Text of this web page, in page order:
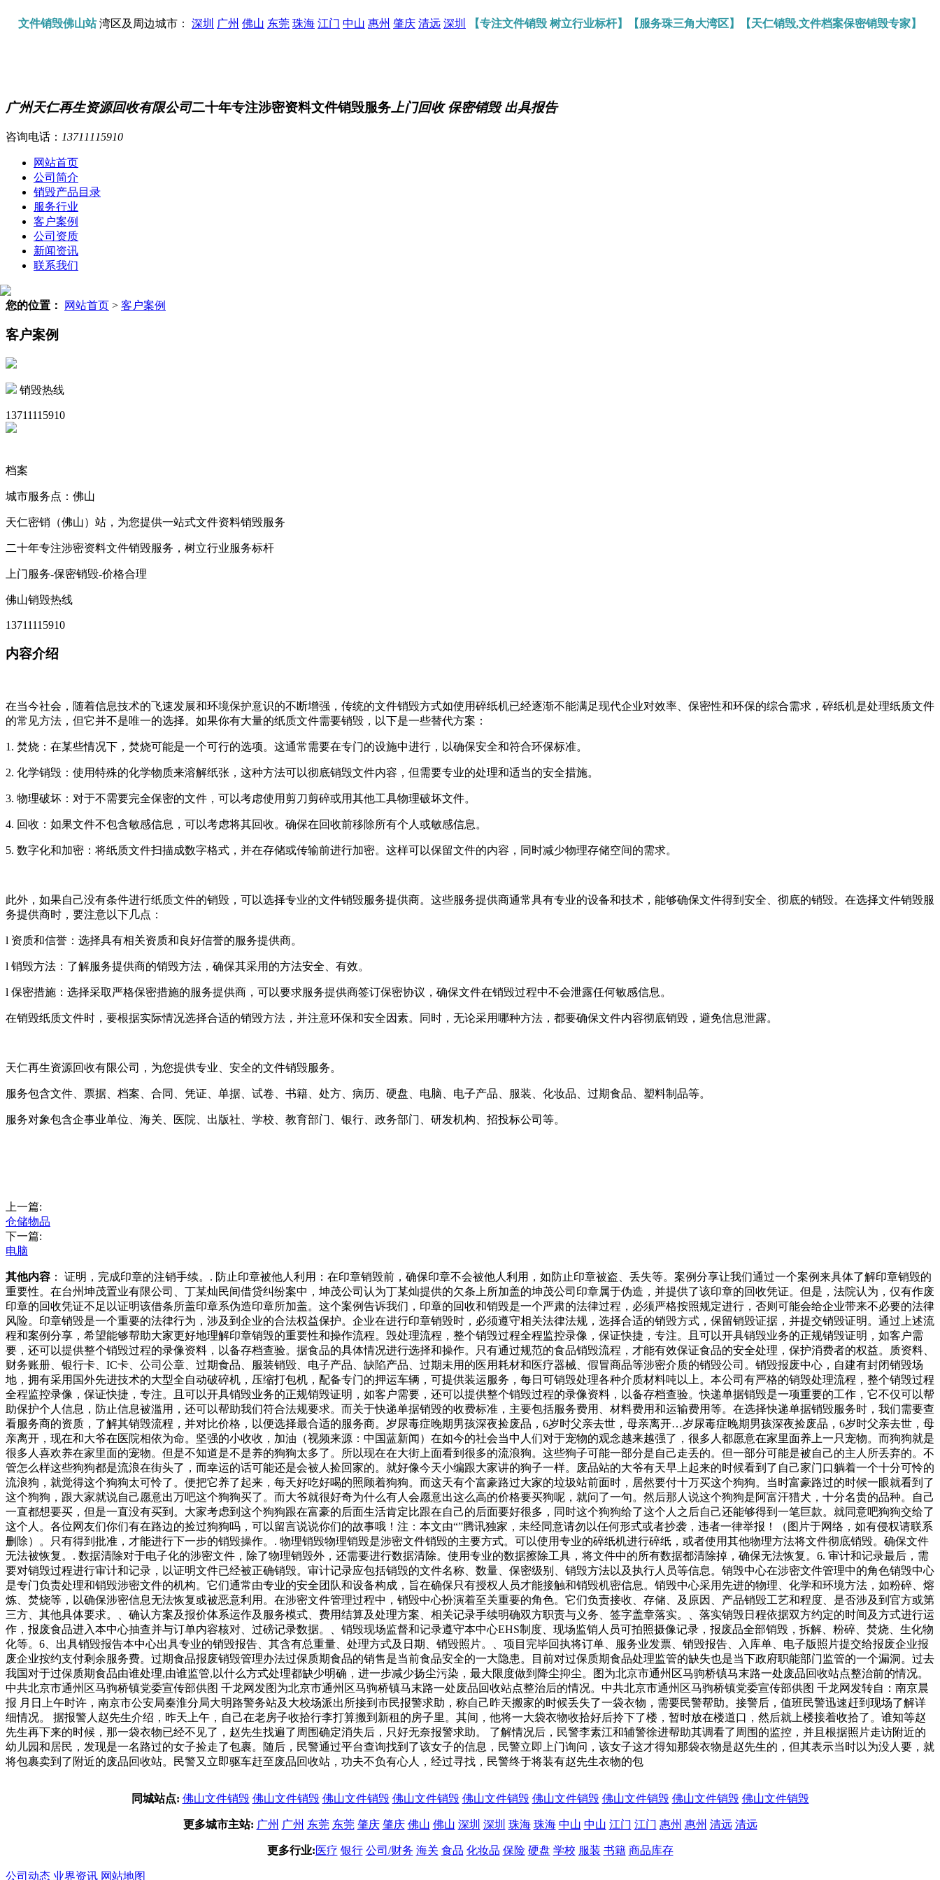
文件销毁佛山站湾区及周边城市： 深圳 广州 佛山 东莞 珠海 江门 中山 惠州 肇庆 清远 深圳 【专注文件销毁 树立行业标杆】【服务珠三角大湾区】【天仁销毁,文件档案保密销毁专家】
广州天仁再生资源回收有限公司二十年专注涉密资料文件销毁服务 上门回收 保密销毁 出具报告
咨询电话： 13711115910
网站首页
公司简介
销毁产品目录
服务行业
客户案例
公司资质
新闻资讯
联系我们
您的位置： 网站首页 > 客户案例
客户案例
销毁热线
13711115910
档案
城市服务点：佛山
天仁密销（佛山）站，为您提供一站式文件资料销毁服务
二十年专注涉密资料文件销毁服务，树立行业服务标杆
上门服务-保密销毁-价格合理
佛山销毁热线
13711115910
内容介绍
在当今社会，随着信息技术的飞速发展和环境保护意识的不断增强，传统的文件销毁方式如使用碎纸机已经逐渐不能满足现代企业对效率、保密性和环保的综合需求，碎纸机是处理纸质文件
的常见方法，但它并不是唯一的选择。如果你有大量的纸质文件需要销毁，以下是一些替代方案：
1. 焚烧：在某些情况下，焚烧可能是一个可行的选项。这通常需要在专门的设施中进行，以确保安全和符合环保标准。
2. 化学销毁：使用特殊的化学物质来溶解纸张，这种方法可以彻底销毁文件内容，但需要专业的处理和适当的安全措施。
3. 物理破坏：对于不需要完全保密的文件，可以考虑使用剪刀剪碎或用其他工具物理破坏文件。
4. 回收：如果文件不包含敏感信息，可以考虑将其回收。确保在回收前移除所有个人或敏感信息。
5. 数字化和加密：将纸质文件扫描成数字格式，并在存储或传输前进行加密。这样可以保留文件的内容，同时减少物理存储空间的需求。
此外，如果自己没有条件进行纸质文件的销毁，可以选择专业的文件销毁服务提供商。这些服务提供商通常具有专业的设备和技术，能够确保文件得到安全、彻底的销毁。在选择文件销毁服
务提供商时，要注意以下几点：
l 资质和信誉：选择具有相关资质和良好信誉的服务提供商。
l 销毁方法：了解服务提供商的销毁方法，确保其采用的方法安全、有效。
l 保密措施：选择采取严格保密措施的服务提供商，可以要求服务提供商签订保密协议，确保文件在销毁过程中不会泄露任何敏感信息。
在销毁纸质文件时，要根据实际情况选择合适的销毁方法，并注意环保和安全因素。同时，无论采用哪种方法，都要确保文件内容彻底销毁，避免信息泄露。
天仁再生资源回收有限公司，为您提供专业、安全的文件销毁服务。
服务包含文件、票据、档案、合同、凭证、单据、试卷、书籍、处方、病历、硬盘、电脑、电子产品、服装、化妆品、过期食品、塑料制品等。
服务对象包含企事业单位、海关、医院、出版社、学校、教育部门、银行、政务部门、研发机构、招投标公司等。
上一篇:
仓储物品
下一篇:
电脑
其他内容 ： 证明，完成印章的注销手续。. 防止印章被他人利用：在印章销毁前，确保印章不会被他人利用，如防止印章被盗、丢失等。案例分享让我们通过一个案例来具体了解印章销毁的
重要性。在台州坤茂置业有限公司、丁某灿民间借贷纠纷案中，坤茂公司认为丁某灿提供的欠条上所加盖的坤茂公司印章属于伪造，并提供了该印章的回收凭证。但是，法院认为，仅有作废
印章的回收凭证不足以证明该借条所盖印章系伪造印章所加盖。这个案例告诉我们，印章的回收和销毁是一个严肃的法律过程，必须严格按照规定进行，否则可能会给企业带来不必要的法律
风险。印章销毁是一个重要的法律行为，涉及到企业的合法权益保护。企业在进行印章销毁时，必须遵守相关法律法规，选择合适的销毁方式，保留销毁证据，并提交销毁证明。通过上述流
程和案例分享，希望能够帮助大家更好地理解印章销毁的重要性和操作流程。毁处理流程，整个销毁过程全程监控录像，保证快捷，专注。且可以开具销毁业务的正规销毁证明，如客户需
要，还可以提供整个销毁过程的录像资料，以备存档查验。据食品的具体情况进行选择和操作。只有通过规范的食品销毁流程，才能有效保证食品的安全处理，保护消费者的权益。质资料、
财务账册、银行卡、IC卡、公司公章、过期食品、服装销毁、电子产品、缺陷产品、过期未用的医用耗材和医疗器械、假冒商品等涉密介质的销毁公司。销毁报废中心，自建有封闭销毁场
地，拥有采用国外先进技术的大型全自动破碎机，压缩打包机，配备专门的押运车辆，可提供装运服务，每日可销毁处理各种介质材料吨以上。本公司有严格的销毁处理流程，整个销毁过程
全程监控录像，保证快捷，专注。且可以开具销毁业务的正规销毁证明，如客户需要，还可以提供整个销毁过程的录像资料，以备存档查验。快递单据销毁是一项重要的工作，它不仅可以帮
助保护个人信息，防止信息被滥用，还可以帮助我们符合法规要求。而关于快递单据销毁的收费标准，主要包括服务费用、材料费用和运输费用等。在选择快递单据销毁服务时，我们需要查
看服务商的资质，了解其销毁流程，并对比价格，以便选择最合适的服务商。岁尿毒症晚期男孩深夜捡废品，6岁时父亲去世，母亲离开…岁尿毒症晚期男孩深夜捡废品，6岁时父亲去世，母
亲离开，现在和大爷在医院相依为命。坚强的小收收，加油（视频来源：中国蓝新闻）在如今的社会当中人们对于宠物的观念越来越强了，很多人都愿意在家里面养上一只宠物。而狗狗就是
很多人喜欢养在家里面的宠物。但是不知道是不是养的狗狗太多了。所以现在在大街上面看到很多的流浪狗。这些狗子可能一部分是自己走丢的。但一部分可能是被自己的主人所丢弃的。不
管怎么样这些狗狗都是流浪在街头了，而幸运的话可能还是会被人捡回家的。就好像今天小编跟大家讲的狗子一样。废品站的大爷有天早上起来的时候看到了自己家门口躺着一个十分可怜的
流浪狗，就觉得这个狗狗太可怜了。便把它养了起来，每天好吃好喝的照顾着狗狗。而这天有个富豪路过大家的垃圾站前面时，居然要付十万买这个狗狗。当时富豪路过的时候一眼就看到了
这个狗狗，跟大家就说自己愿意出万吧这个狗狗买了。而大爷就很好奇为什么有人会愿意出这么高的价格要买狗呢，就问了一句。然后那人说这个狗狗是阿富汗猎犬，十分名贵的品种。自己
一直都想要买，但是一直没有买到。大家考虑到这个狗狗跟在富豪的后面生活肯定比跟在自己的后面要好很多，同时这个狗狗给了这个人之后自己还能够得到一笔巨款。就同意吧狗狗交给了
这个人。各位网友们你们有在路边的捡过狗狗吗，可以留言说说你们的故事哦！注：本文由“”腾讯独家，未经同意请勿以任何形式或者抄袭，违者一律举报！（图片于网络，如有侵权请联系
删除）。只有得到批准，才能进行下一步的销毁操作。. 物理销毁物理销毁是涉密文件销毁的主要方式。可以使用专业的碎纸机进行碎纸，或者使用其他物理方法将文件彻底销毁。确保文件
无法被恢复。. 数据清除对于电子化的涉密文件，除了物理销毁外，还需要进行数据清除。使用专业的数据擦除工具，将文件中的所有数据都清除掉，确保无法恢复。6. 审计和记录最后，需
要对销毁过程进行审计和记录，以证明文件已经被正确销毁。审计记录应包括销毁的文件名称、数量、保密级别、销毁方法以及执行人员等信息。销毁中心在涉密文件管理中的角色销毁中心
是专门负责处理和销毁涉密文件的机构。它们通常由专业的安全团队和设备构成，旨在确保只有授权人员才能接触和销毁机密信息。销毁中心采用先进的物理、化学和环境方法，如粉碎、熔
炼、焚烧等，以确保涉密信息无法恢复或被恶意利用。在涉密文件管理过程中，销毁中心扮演着至关重要的角色。它们负责接收、存储、及原因、产品销毁工艺和程度、是否涉及到官方或第
三方、其他具体要求。、确认方案及报价体系运作及服务模式、费用结算及处理方案、相关记录手续明确双方职责与义务、签字盖章落实。、落实销毁日程依据双方约定的时间及方式进行运
作，报废食品进入本中心抽查并与订单内容核对、过磅记录数据。、销毁现场监督和记录遵守本中心EHS制度、现场监销人员可拍照摄像记录，报废品全部销毁，拆解、粉碎、焚烧、生化物
化等。6、出具销毁报告本中心出具专业的销毁报告、其含有总重量、处理方式及日期、销毁照片。、项目完毕回执将订单、服务业发票、销毁报告、入库单、电子版照片提交给报废企业报
废企业按约支付剩余服务费。过期食品报废销毁管理办法过保质期食品的销售是当前食品安全的一大隐患。目前对过保质期食品处理监管的缺失也是当下政府职能部门监管的一个漏洞。过去
我国对于过保质期食品由谁处理,由谁监管,以什么方式处理都缺少明确，进一步减少扬尘污染，最大限度做到降尘抑尘。图为北京市通州区马驹桥镇马末路一处废品回收站点整治前的情况。
中共北京市通州区马驹桥镇党委宣传部供图 千龙网发图为北京市通州区马驹桥镇马末路一处废品回收站点整治后的情况。中共北京市通州区马驹桥镇党委宣传部供图 千龙网发转自：南京晨
报 月日上午时许，南京市公安局秦淮分局大明路警务站及大校场派出所接到市民报警求助，称自己昨天搬家的时候丢失了一袋衣物，需要民警帮助。接警后，值班民警迅速赶到现场了解详
细情况。 据报警人赵先生介绍，昨天上午，自己在老房子收拾行李打算搬到新租的房子里。其间，他将一大袋衣物收拾好后拎下了楼，暂时放在楼道口，然后就上楼接着收拾了。谁知等赵
先生再下来的时候，那一袋衣物已经不见了，赵先生找遍了周围确定消失后，只好无奈报警求助。 了解情况后，民警李素江和辅警徐进帮助其调看了周围的监控，并且根据照片走访附近的
幼儿园和居民，发现是一名路过的女子捡走了包裹。随后，民警通过平台查询找到了该女子的信息，民警立即上门询问，该女子这才得知那袋衣物是赵先生的，但其表示当时以为没人要，就
将包裹卖到了附近的废品回收站。民警又立即驱车赶至废品回收站，功夫不负有心人，经过寻找，民警终于将装有赵先生衣物的包
同城站点: 佛山文件销毁 佛山文件销毁 佛山文件销毁 佛山文件销毁 佛山文件销毁 佛山文件销毁 佛山文件销毁 佛山文件销毁 佛山文件销毁
更多城市主站: 广州 广州 东莞 东莞 肇庆 肇庆 佛山 佛山 深圳 深圳 珠海 珠海 中山 中山 江门 江门 惠州 惠州 清远 清远
更多行业: 医疗 银行 公司/财务 海关 食品 化妆品 保险 硬盘 学校 服装 书籍 商品库存
公司动态 业界资讯 网站地图